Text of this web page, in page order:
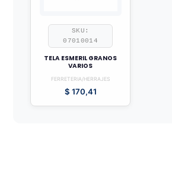
SKU:
07010014
TELA ESMERIL GRANOS
VARIOS
FERRETERIA/HERRAJES
$ 170,41